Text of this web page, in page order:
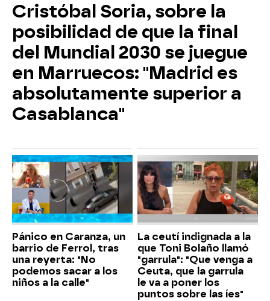
Cristóbal Soria, sobre la
posibilidad de que la final
del Mundial 2030 se juegue
en Marruecos: "Madrid es
absolutamente superior a
Casablanca"
Pánico en Caranza, un
barrio de Ferrol, tras
una reyerta: "No
podemos sacar a los
niños a la calle"
La ceutí indignada a la
que Toni Bolaño llamó
"garrula": "Que venga a
Ceuta, que la garrula
le va a poner los
puntos sobre las íes"